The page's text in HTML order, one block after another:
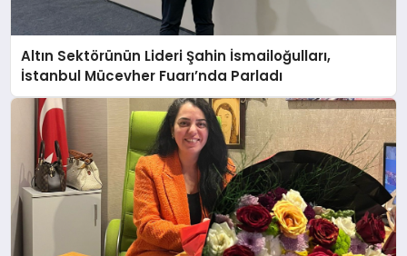
Altın Sektörünün Lideri Şahin İsmailoğulları,
İstanbul Mücevher Fuarı’nda Parladı ￼